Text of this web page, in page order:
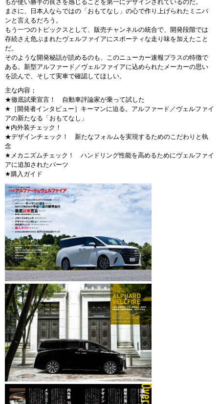
もが使い勝手の良さを感じることを第一にデザインされているのだ。
まさに、日本人ならではの「おもてなし」の心で作り上げられたミニバ
ンと言えるだろう。
もう一つのトピックスとして、販売チャンネルの統合で、開発段階では
存続さえ危ぶまれたヴェルファイアにスポーティな走り味を加えたこと
だ。
そのような開発秘話が読めるのも、このニューカー速報プラスの特徴で
ある。新型アルファード／ヴェルファイアに込められたメーカーの思い
を読んで、そして実車で確認してほしい。
主な内容；
★徹底試乗宣言！ 自動車評論家が乗って試した
★［開発者インタビュー］キーマンに迫る。アルファード／ヴェルファイ
アの新たなる「おもてなし」
★内外装チェック！
★デザインチェック！ 新たなフォルムを実現するためのこだわりと執
念
★メカニズムチェック！ ハンドリング性能を高めるためにヴェルファイ
アに追加されたパーツ
★購入ガイド